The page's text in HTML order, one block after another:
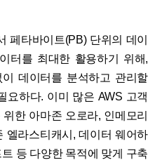
페타바이트(PB) 단위의 데이
터를 최대한 활용하기 위해,
데이터를 분석하고 관리할
요하다. 이미 많은 AWS 고객
한 아마존 오로라, 인메모리
엘라스티캐시, 데이터 웨어하
등 다양한 목적에 맞게 구축